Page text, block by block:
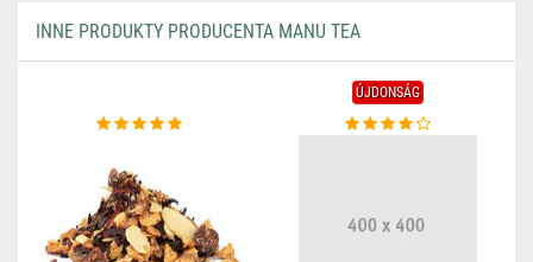
INNE PRODUKTY PRODUCENTA MANU TEA
ÚJDONSÁG